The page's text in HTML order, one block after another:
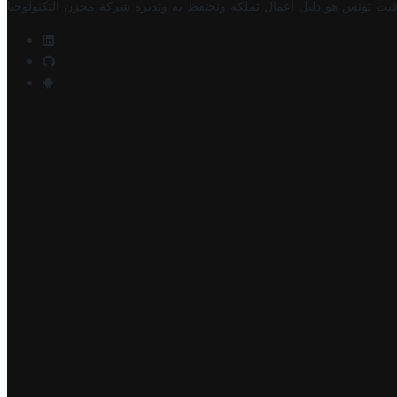
تونس هو دليل أعمال تملكه وتحتفظ به وتديره شركة مخزن التكنولوجيا